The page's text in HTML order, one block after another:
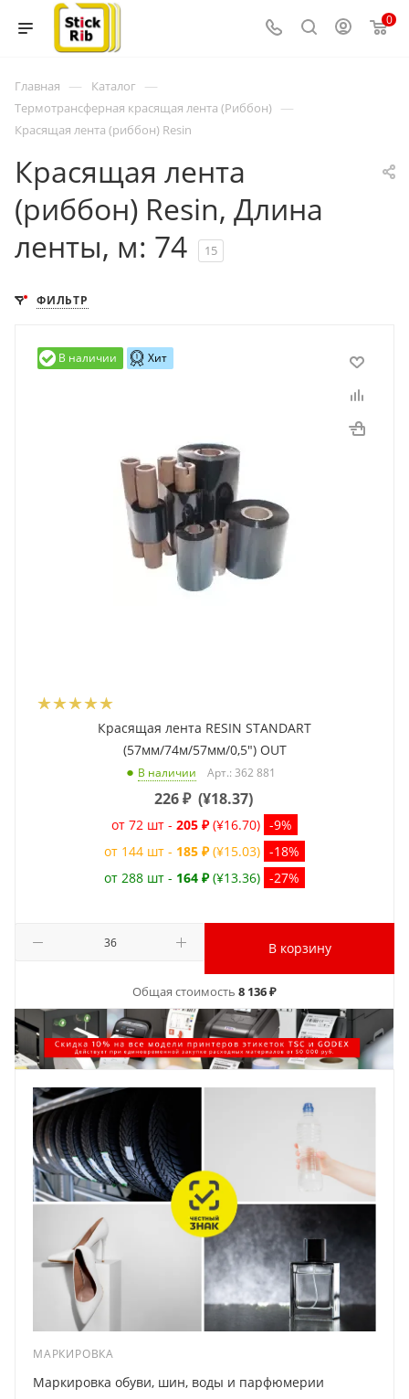
0
Главная — Каталог —
Термотрансферная красящая лента (Риббон) —
Красящая лента (риббон) Resin
Красящая лента
(риббон) Resin, Длина
ленты, м: 74
15
ФИЛЬТР
В наличии Хит
Красящая лента RESIN STANDART
(57мм/74м/57мм/0,5") OUT
В наличии Арт.: 362 881
226₽ (¥18.37)
от 72 шт - 205 ₽ (¥16.70) -9%
от 144 шт - 185 ₽ (¥15.03) -18%
от 288 шт - 164 ₽ (¥13.36) -27%
В корзину
Общая стоимость 8 136 ₽
МАРКИРОВКА
Маркировка обуви, шин, воды и парфюмерии